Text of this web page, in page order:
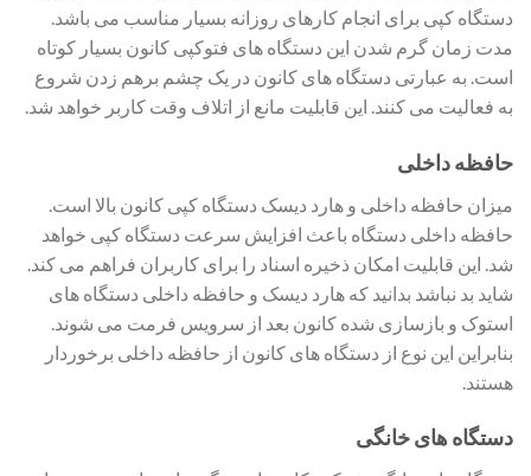
دستگاه کپی برای انجام کارهای روزانه بسیار مناسب می باشد.
مدت زمان گرم شدن این دستگاه های فتوکپی کانون بسیار کوتاه
است. به عبارتی دستگاه های کانون در یک چشم برهم زدن شروع
به فعالیت می کنند. این قابلیت مانع از اتلاف وقت کاربر خواهد شد.
حافظه داخلی
میزان حافظه داخلی و هارد دیسک دستگاه کپی کانون بالا است.
حافظه داخلی دستگاه باعث افزایش سرعت دستگاه کپی خواهد
شد. این قابلیت امکان ذخیره اسناد را برای کاربران فراهم می کند.
شاید بد نباشد بدانید که هارد دیسک و حافظه داخلی دستگاه های
استوک و بازسازی شده کانون بعد از سرویس فرمت می شوند.
بنابراین این نوع از دستگاه های کانون از حافظه داخلی برخوردار
هستند.
دستگاه های خانگی